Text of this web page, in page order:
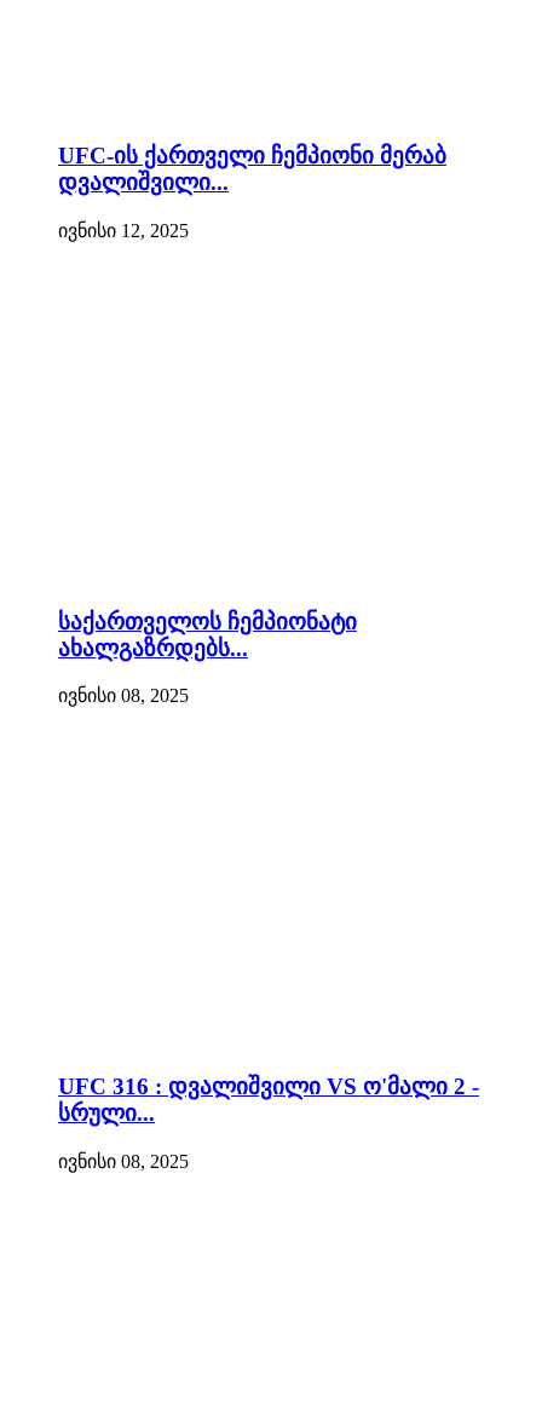
UFC-ის ქართველი ჩემპიონი მერაბ
დვალიშვილი...
ივნისი 12, 2025
საქართველოს ჩემპიონატი
ახალგაზრდებს...
ივნისი 08, 2025
UFC 316 : დვალიშვილი VS ო'მალი 2 -
სრული...
ივნისი 08, 2025